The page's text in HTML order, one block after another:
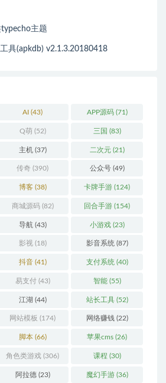
主题
具(apkdb) v2.1.3.20180418
AI (43) APP源码(71)
Q萌(52) 三国 (83)
主机(37) 二次元(21)
传奇 (390) 公众号(49)
博客(38) 卡牌手游 (124)
商城源码(82) 回合手游 (154)
导航(43) 小游戏(23)
影视(18) 影音系统 (87)
抖音(41) 支付系统 (40)
易支付(43) 智能(55)
江湖 (44) 站长工具(52)
网站模板 (174) 网络赚钱(22)
脚本(66) 苹果cms (26)
角色类游戏 (306) 课程 (30)
阿拉德(23) 魔幻手游(36)